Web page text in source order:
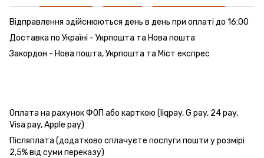
Відправлення здійснюються день в день при оплаті до 16:00
Доставка по Україні - Укрпошта та Нова пошта
Закордон - Нова пошта, Укрпошта та Міст експрес
Оплата на рахунок ФОП або карткою (liqpay, G pay, 24 pay,
Visa pay, Apple pay)
Післяплата (додатково сплачуєте послуги пошти у розмірі
2,5% від суми переказу)